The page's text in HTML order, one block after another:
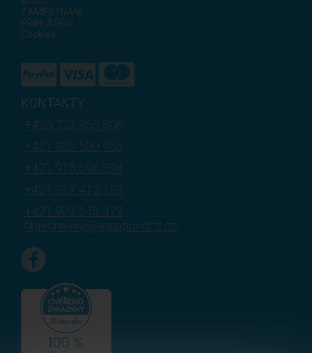
ZAMĚSTNÁNÍ
PŘIHLÁŠENÍ
Cookies
KONTAKTY
+420 723 355 306
+421 905 500 955
+421 915 696 394
+421 917 412 193
+421 907 545 479
objednavky@aquapondcz.cz